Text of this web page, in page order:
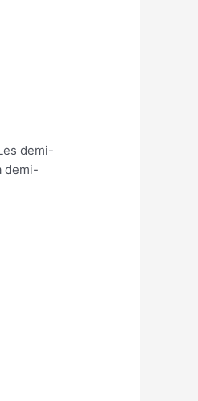
demi-
demi-